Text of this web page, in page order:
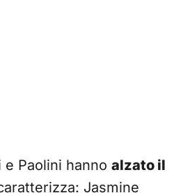
e Paolini hanno alzato il
Jasmine